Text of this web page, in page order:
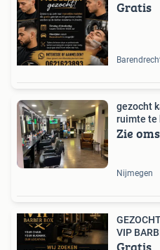
Gratis
gezocht
ruimte te
Zie
Nijmegen
VIP